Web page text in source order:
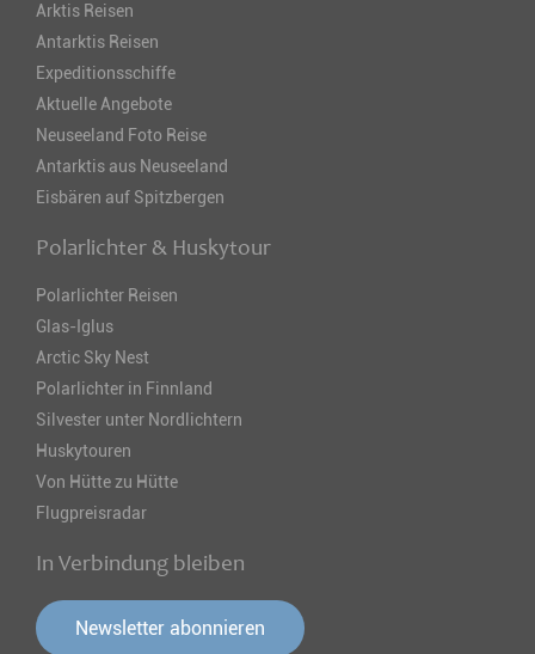
Arktis Reisen
Antarktis Reisen
Expeditionsschiffe
Aktuelle Angebote
Neuseeland Foto Reise
Antarktis aus Neuseeland
Eisbären auf Spitzbergen
Polarlichter & Huskytour
Polarlichter Reisen
Glas-Iglus
Arctic Sky Nest
Polarlichter in Finnland
Silvester unter Nordlichtern
Huskytouren
Von Hütte zu Hütte
Flugpreisradar
In Verbindung bleiben
Newsletter abonnieren